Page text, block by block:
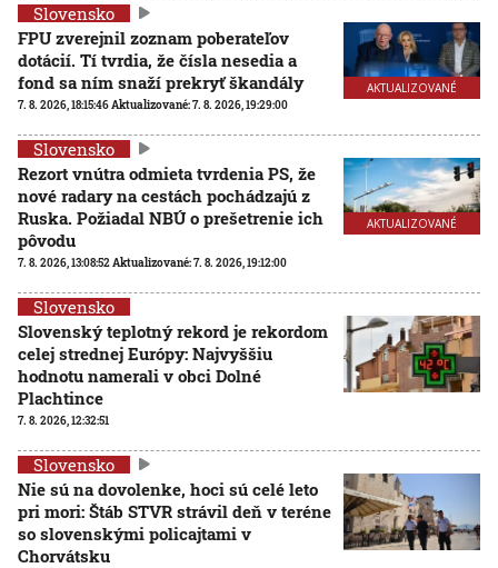
AKTUALIZOVANÉ
Slovensko
FPU zverejnil zoznam poberateľov
dotácií. Tí tvrdia, že čísla nesedia a
fond sa ním snaží prekryť škandály
7. 8. 2026, 18:15:46 Aktualizované:7. 8. 2026, 19:29:00
AKTUALIZOVANÉ
Slovensko
Rezort vnútra odmieta tvrdenia PS, že
nové radary na cestách pochádzajú z
Ruska. Požiadal NBÚ o prešetrenie ich
pôvodu
7. 8. 2026, 13:08:52 Aktualizované:7. 8. 2026, 19:12:00
Slovensko
Slovenský teplotný rekord je rekordom
celej strednej Európy: Najvyššiu
hodnotu namerali v obci Dolné
Plachtince
7. 8. 2026, 12:32:51
Slovensko
Nie sú na dovolenke, hoci sú celé leto
pri mori: Štáb STVR strávil deň v teréne
so slovenskými policajtami v
Chorvátsku